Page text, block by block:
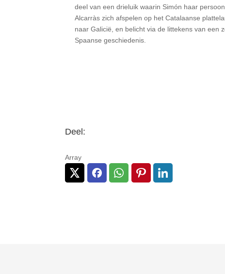
deel van een drieluik waarin Simón haar
Alcarràs zich afspelen op het Catalaanse
naar Galicië, en belicht via de littekens van een
Spaanse geschiedenis.
Deel:
Array